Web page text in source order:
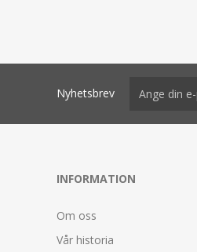
Nyhetsbrev
INFORMATION
Om oss
Vår historia